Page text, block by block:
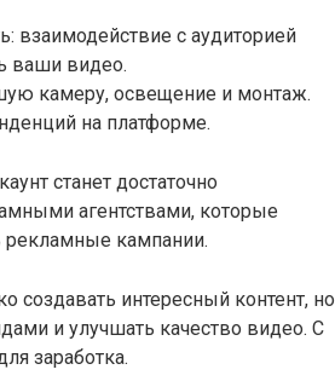
взаимодействие с аудиторией
ваши видео.
камеру, освещение и монтаж.
на платформе.
станет достаточно
агентствами, которые
рекламные кампании.
создавать интересный контент, но
и улучшать качество видео. С
заработка.